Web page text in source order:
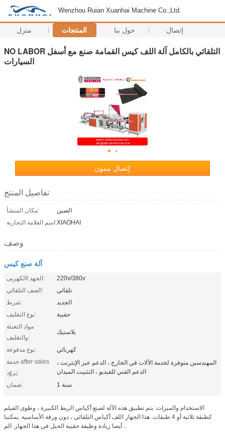
Wenzhou Ruian Xuanhai Machine Co.,Ltd.
منزل المنتجات حول بنا إتصال
NO LABOR التلقائي بالكامل آلة اللف كيس القمامة صنع مع أسفل
السيارات
إتصال ممون
تفاصيل المنتج
مكان المنشأ:
الصين
اسم العلامة التجارية:XIAOHAI
وصف
آلة صنع كيس
الجهد االكهربى:
220v/380v
الصف التلقائي:
تلقائي
شرط:
الجديد
نوع التغليف:
حقيبة
مواد التعبئة
والتغليف:
بلاستيك
نوع مدفوعة:
كهربائي
خدمة after-sales
يزوّد:
المهندسين متوفرة لخدمة الآلات في الخارج ، الدعم عبر الإنترنت ،
الدعم الفني للفيديو ، التثبيت الميدان
ضمان:
1 سنة
الاستخدام والميزات: يتم تطبيق هذه الآلة لصنع أكياس الربط الكبيرة ، وطوى الفيلم
كطبقة ثلاثية أو 4 طبقات. هذا الجهاز اللف أكياس التلقائي ، دون ورقة الأساسية. يمكننا
أيضا زيادة وظيفة حقيبة الحبل في هذا الجهاز. الم...